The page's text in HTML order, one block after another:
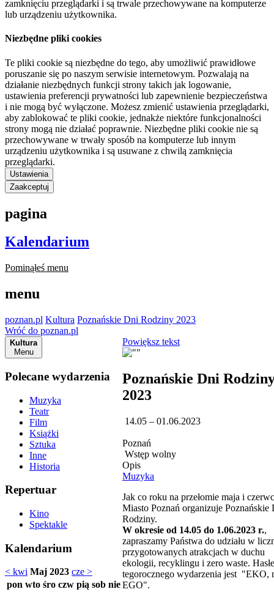
zamknięciu przeglądarki i są trwale przechowywane na komputerze
lub urządzeniu użytkownika.
Niezbędne pliki cookies
Te pliki cookie są niezbędne do tego, aby umożliwić prawidłowe
poruszanie się po naszym serwisie internetowym. Pozwalają na
działanie niezbędnych funkcji strony takich jak logowanie,
ustawienia preferencji prywatności lub zapewnienie bezpieczeństwa
i nie mogą być wyłączone. Możesz zmienić ustawienia przeglądarki,
aby zablokować te pliki cookie, jednakże niektóre funkcjonalności
strony mogą nie działać poprawnie. Niezbędne pliki cookie nie są
przechowywane w trwały sposób na komputerze lub innym
urządzeniu użytkownika i są usuwane z chwilą zamknięcia
przeglądarki.
Ustawienia
Zaakceptuj
pagina
Kalendarium
Pominąłeś menu
menu
poznan.pl Kultura Poznańskie Dni Rodziny 2023
Wróć do poznan.pl
Kultura
Menu
Polecane wydarzenia
Muzyka
Teatr
Film
Książki
Sztuka
Inne
Historia
Repertuar
Kino
Spektakle
Kalendarium
< kwi Maj 2023 cze >
pon wto śro czw pią sob nie
Powiększ tekst
Poznańskie Dni
2023
14.05 – 01.06.2023
Poznań
Wstęp wolny
Opis
Muzyka
Jak co roku na przełomie maja i
Miasto Poznań organizuje Poznańskie
Rodziny.
W okresie od 14.05 do 1.06.2023 r.,
zapraszamy Państwa do udziału w
przygotowanych atrakcjach w duchu
ekologii, recyklingu i zero waste.
tegorocznego wydarzenia jest "EKO,
EGO".